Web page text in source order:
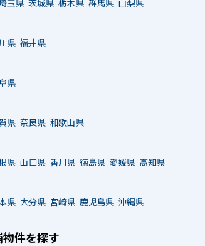
玉県 茨城県 栃木県 群馬県 山梨県
県 福井県
県
県 奈良県 和歌山県
県 山口県 香川県 徳島県 愛媛県 高知県
県 大分県 宮崎県 鹿児島県 沖縄県
件を探す